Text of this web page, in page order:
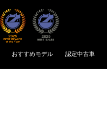
おすすめモデル 認定中古車